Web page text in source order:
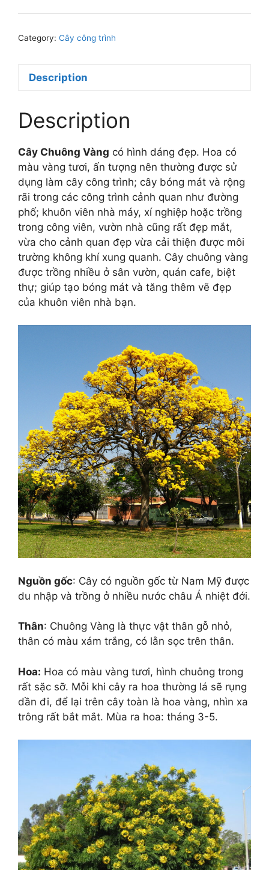
Category: Cây công trình
Description
Description
Cây Chuông Vàng có hình dáng đẹp. Hoa có
màu vàng tươi, ấn tượng nên thường được sử
dụng làm cây công trình; cây bóng mát và rộng
rãi trong các công trình cảnh quan như đường
phố; khuôn viên nhà máy, xí nghiệp hoặc trồng
trong công viên, vườn nhà cũng rất đẹp mắt,
vừa cho cảnh quan đẹp vừa cải thiện được môi
trường không khí xung quanh. Cây chuông vàng
được trồng nhiều ở sân vườn, quán cafe, biệt
thự; giúp tạo bóng mát và tăng thêm vẽ đẹp
của khuôn viên nhà bạn.
Nguồn gốc: Cây có nguồn gốc từ Nam Mỹ được
du nhập và trồng ở nhiều nước châu Á nhiệt đới.
Thân: Chuông Vàng là thực vật thân gỗ nhỏ,
thân có màu xám trắng, có lằn sọc trên thân.
Hoa: Hoa có màu vàng tươi, hình chuông trong
rất sặc sỡ. Mỗi khi cây ra hoa thường lá sẽ rụng
dần đi, để lại trên cây toàn là hoa vàng, nhìn xa
trông rất bắt mắt. Mùa ra hoa: tháng 3-5.